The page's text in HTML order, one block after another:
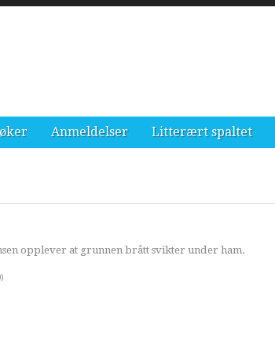
Anmeldelser Litterært spaltet
opplever at grunnen brått svikter under ham.